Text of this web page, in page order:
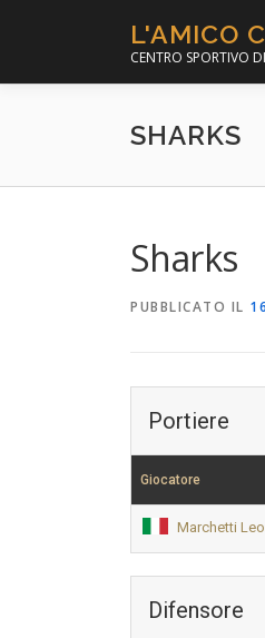
L'AMICO
CENTRO SPORTIVO
SHARKS
Sharks
PUBBLICATO IL
Portiere
Giocatore
Marchetti
Difensore